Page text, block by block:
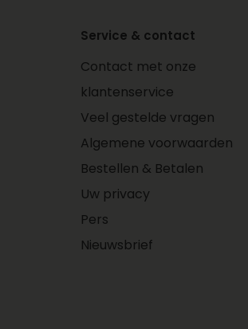
Service & contact
Contact met onze
klantenservice
Veel gestelde vragen
Algemene voorwaarden
Bestellen & Betalen
Uw privacy
Pers
Nieuwsbrief